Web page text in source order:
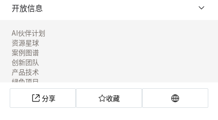
分享 收藏
开放信息
AI伙伴计划
资源星球
案例图谱
创新团队
产品技术
绿色项目
工具实验室